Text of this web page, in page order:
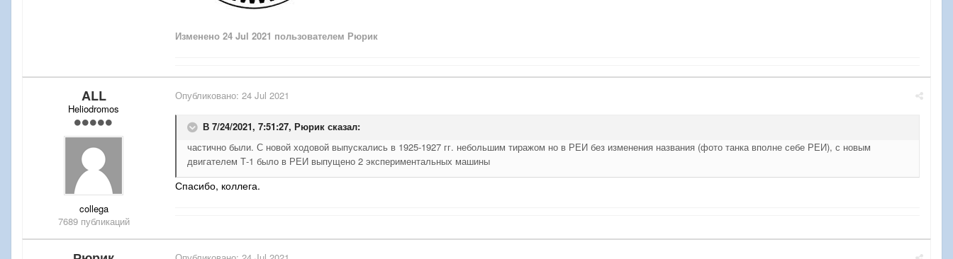
Изменено 24 Jul 2021 пользователем Рюрик
ALL
Heliodromos
collega
7689 публикаций
Опубликовано: 24 Jul 2021
В 7/24/2021, 7:51:27, Рюрик сказал:
частично были. С новой ходовой выпускались в 1925-1927 гг. небольшим тиражом но в РЕИ без изменения названия (фото танка вполне себе РЕИ), с новым
двигателем Т-1 было в РЕИ выпущено 2 экспериментальных машины
Спасибо, коллега.